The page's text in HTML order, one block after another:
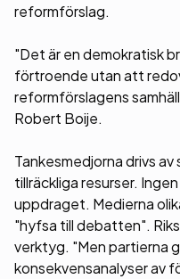
reformförslag.
"Det är en demokratisk
förtroende utan att
reformförslagens
Robert Boije.
Tankesmedjorna drivs
tillräckliga resurser.
uppdraget. Medierna
"hyfsa till debatten".
verktyg. "Men partierna
konsekvensanalyser av